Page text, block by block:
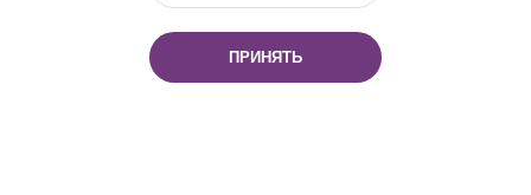
Эл. почта: inbox@nlb.by
ПРИНЯТЬ